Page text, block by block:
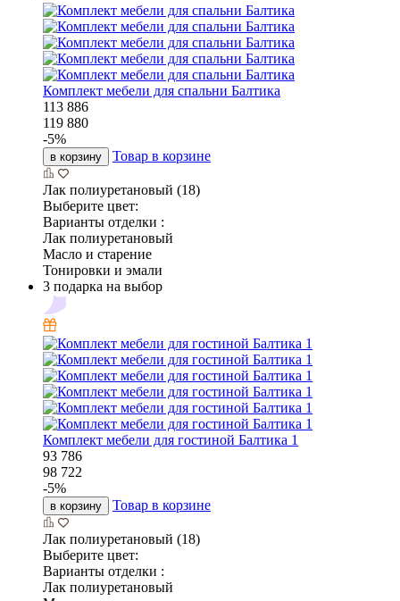
Комплект мебели для спальни Балтика
113 886
119 880
-5%
в корзину Товар в корзине
Лак полиуретановый (18)
Выберите цвет:
Варианты отделки :
Лак полиуретановый
Масло и старение
Тонировки и эмали
3 подарка на выбор
Комплект мебели для гостиной Балтика 1
93 786
98 722
-5%
в корзину Товар в корзине
Лак полиуретановый (18)
Выберите цвет:
Варианты отделки :
Лак полиуретановый